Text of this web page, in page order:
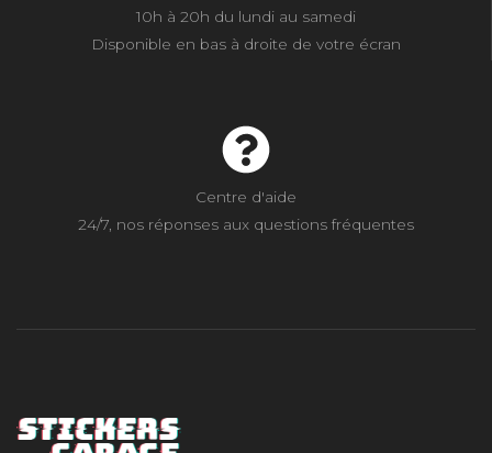
10h à 20h du lundi au samedi
Disponible en bas à droite de votre écran
Centre d'aide
24/7, nos réponses aux questions fréquentes